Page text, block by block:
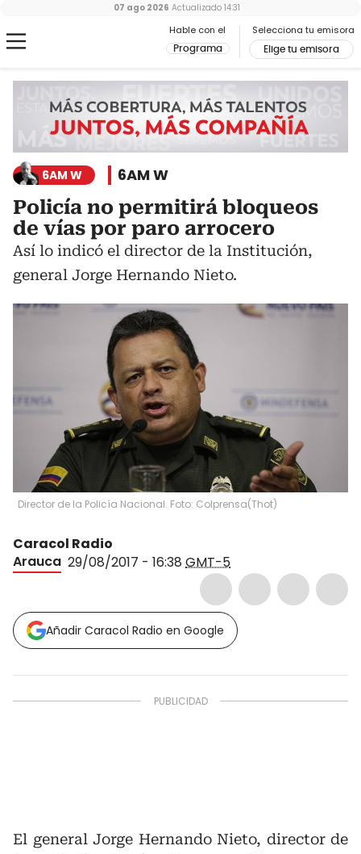
Hable con el
Programa
Selecciona tu emisora
Elige tu emisora
07 ago 2026 Actualizado 14:31
6AM W 6AM W
Policía no permitirá bloqueos
de vías por paro arrocero
Así lo indicó el director de la Institución,
general Jorge Hernando Nieto.
Director de la Policía Nacional. Foto: Colprensa(Thot)
Caracol Radio
Arauca 29/08/2017 - 16:38 GMT-5
Añadir Caracol Radio en Google
El general Jorge Hernando Nieto, director de